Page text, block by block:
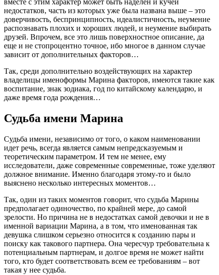
вместе с этим характер может быть наделен и кучей
недостатков, часть из которых уже была названа выше – это
доверчивость, беспринципность, идеалистичность, неумение
распознавать плохих и хороших людей, и неумение выбирать
друзей. Впрочем, все это лишь поверхностное описание, да
еще и не стопроцентно точное, ибо многое в данном случае
зависит от дополнительных факторов…
Так, среди дополнительно воздействующих на характер
владелицы именоформы Марина факторов, имеются такие как
воспитание, знак зодиака, год по китайскому календарю, и
даже время года рождения…
Судьба имени Марина
Судьба имени, независимо от того, о каком наименовании
идет речь, всегда является самым непредсказуемым и
теоретическим параметром. И тем не менее, ему
исследователи, даже современные современные, тоже уделяют
должное внимание. Именно благодаря этому-то и было
выяснено несколько интересных моментов…
Так, один из таких моментов говорит, что судьба Марины
предполагает одиночество, по крайней мере, до самой
зрелости. Но причина не в недостатках самой девочки и не в
именной вариации Марина, а в том, что именованная так
девушка слишком серьезно относится к созданию пары и
поиску как такового партнера. Она чересчур требовательна к
потенциальным партнерам, и долгое время не может найти
того, кто будет соответствовать всем ее требованиям – вот
такая у нее судьба.